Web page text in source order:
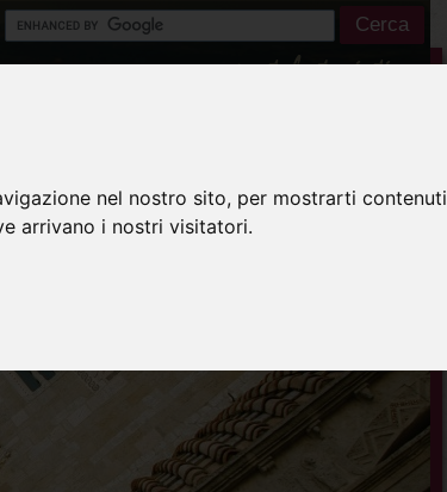
nel nostro sito, per mostrarti contenuti
arrivano i nostri visitatori.